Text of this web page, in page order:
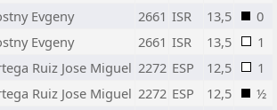
Evgeny 2661 ISR 13,5
0
Evgeny 2661 ISR 13,5
1
Ruiz Jose Miguel 2272 ESP 12,5
1
Ruiz Jose Miguel 2272 ESP 12,5
½